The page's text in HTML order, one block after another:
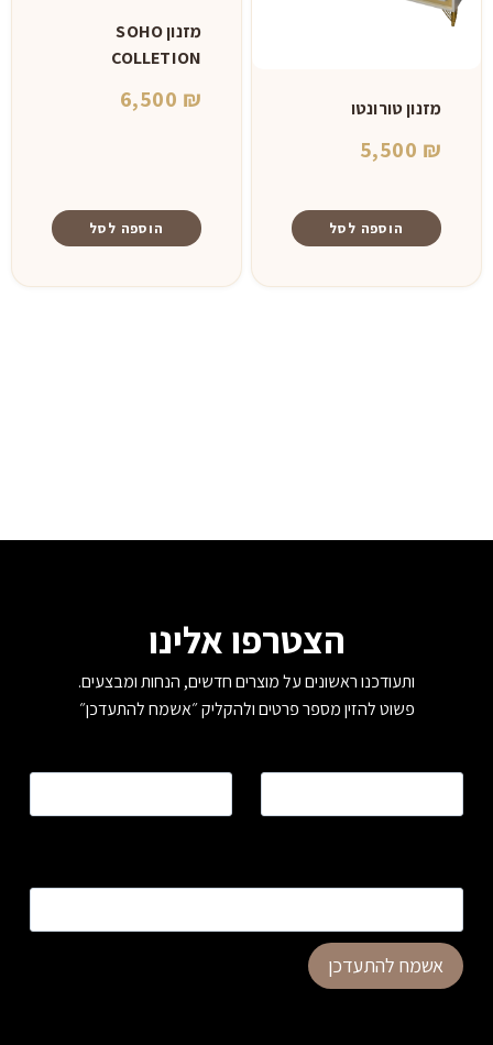
מזנון טורונטו
5,500 ₪
הוספה לסל
מזנון SOHO
COLLETION
6,500 ₪
הוספה לסל
הצטרפו אלינו
ותעודכנו ראשונים על מוצרים חדשים, הנחות ומבצעים.
פשוט להזין מספר פרטים ולהקליק ״אשמח להתעדכן״
אשמח להתעדכן